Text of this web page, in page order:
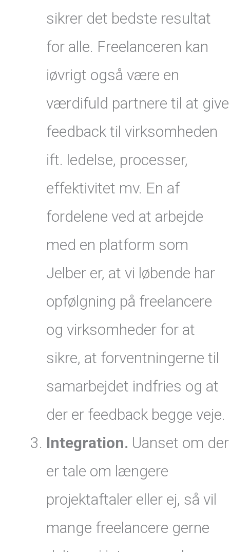
sikrer det bedste resultat
for alle. Freelanceren kan
iøvrigt også være en
værdifuld partnere til at give
feedback til virksomheden
ift. ledelse, processer,
effektivitet mv. En af
fordelene ved at arbejde
med en platform som
Jelber er, at vi løbende har
opfølgning på freelancere
og virksomheder for at
sikre, at forventningerne til
samarbejdet indfries og at
der er feedback begge veje.
Integration. Uanset om der
er tale om længere
projektaftaler eller ej, så vil
mange freelancere gerne